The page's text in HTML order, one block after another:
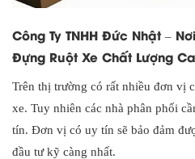
Công Ty TNHH Đức Nhật –
Đựng Ruột Xe Chất Lượng
Trên thị trường có rất nhiều đơn vị
xe. Tuy nhiên các nhà phân phối
tín. Đơn vị có uy tín sẽ bảo đảm
đầu tư kỹ càng nhất.